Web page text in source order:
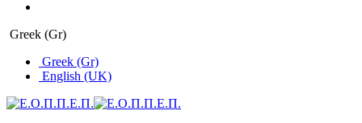
Greek (Gr)
Greek (Gr)
English (UK)